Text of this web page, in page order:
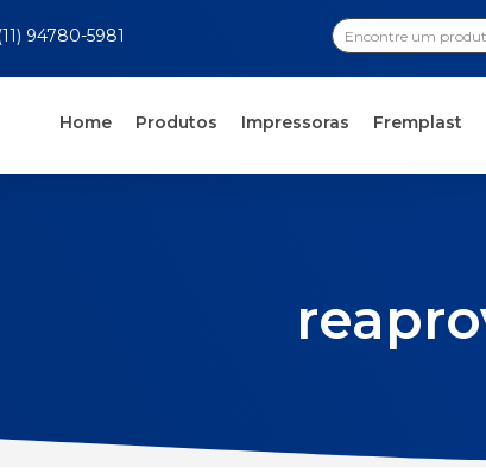
(11) 94780-5981
Home Produtos Impressoras Fremplast